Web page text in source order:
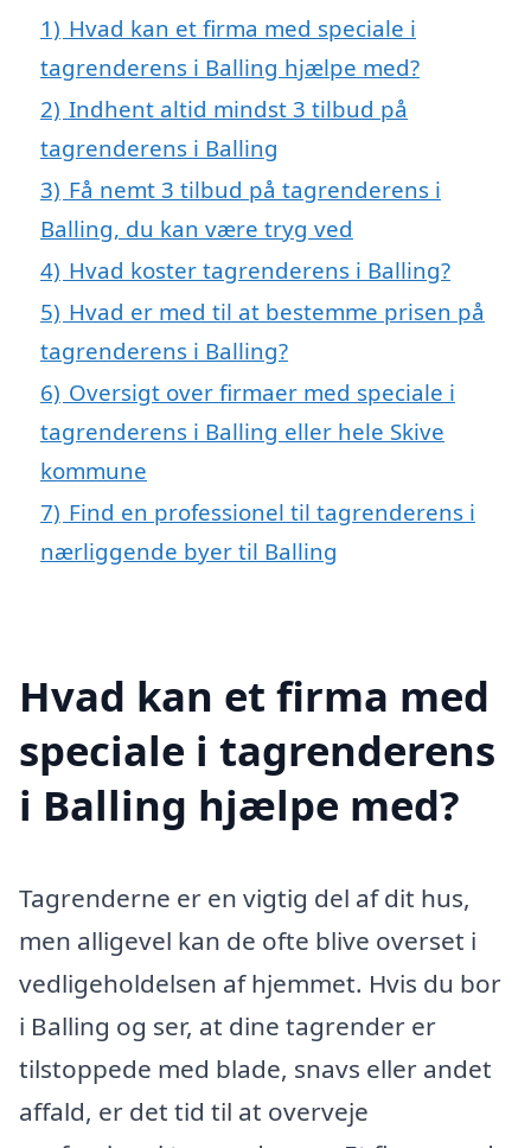
1) Hvad kan et firma med speciale i
tagrenderens i Balling hjælpe med?
2) Indhent altid mindst 3 tilbud på
tagrenderens i Balling
3) Få nemt 3 tilbud på tagrenderens i
Balling, du kan være tryg ved
4) Hvad koster tagrenderens i Balling?
5) Hvad er med til at bestemme prisen på
tagrenderens i Balling?
6) Oversigt over firmaer med speciale i
tagrenderens i Balling eller hele Skive
kommune
7) Find en professionel til tagrenderens i
nærliggende byer til Balling
Hvad kan et firma med
speciale i tagrenderens
i Balling hjælpe med?
Tagrenderne er en vigtig del af dit hus,
men alligevel kan de ofte blive overset i
vedligeholdelsen af hjemmet. Hvis du bor
i Balling og ser, at dine tagrender er
tilstoppede med blade, snavs eller andet
affald, er det tid til at overveje